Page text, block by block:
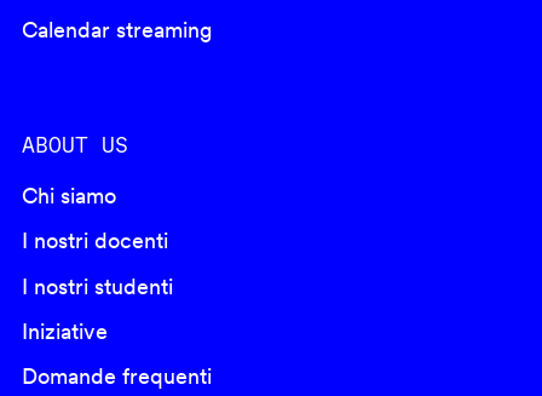
Calendar streaming
ABOUT US
Chi siamo
I nostri docenti
I nostri studenti
Iniziative
Domande frequenti